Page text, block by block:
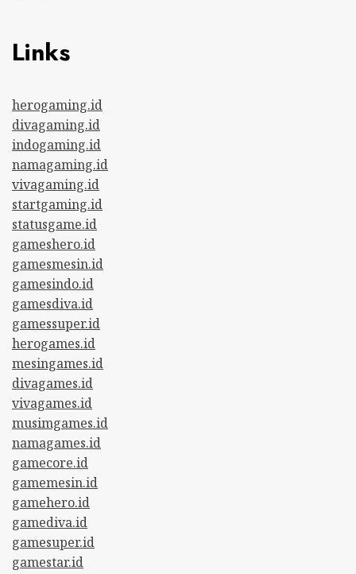
Links
herogaming.id
divagaming.id
indogaming.id
namagaming.id
vivagaming.id
startgaming.id
statusgame.id
gameshero.id
gamesmesin.id
gamesindo.id
gamesdiva.id
gamessuper.id
herogames.id
mesingames.id
divagames.id
vivagames.id
musimgames.id
namagames.id
gamecore.id
gamemesin.id
gamehero.id
gamediva.id
gamesuper.id
gamestar.id